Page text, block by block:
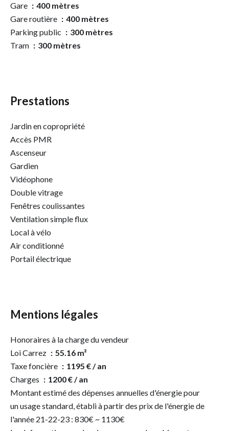
Gare
400 mètres
Gare routière
400 mètres
Parking public
300 mètres
Tram
300 mètres
Prestations
Jardin en copropriété
Accès PMR
Ascenseur
Gardien
Vidéophone
Double vitrage
Fenêtres coulissantes
Ventilation simple flux
Local à vélo
Air conditionné
Portail électrique
Mentions légales
Honoraires à la charge du vendeur
Loi Carrez
55.16 m²
Taxe foncière
1195 € / an
Charges
1200 € / an
Montant estimé des dépenses annuelles d'énergie pour
un usage standard, établi à partir des prix de l'énergie de
l'année 21-22-23 : 830€ ~ 1130€